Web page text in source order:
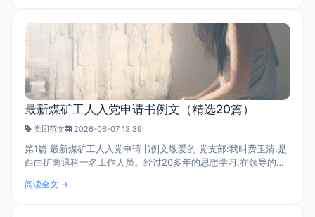
最新煤矿工人入党申请书例文（精选20篇）
党团范文 2026-06-07 13:39
第1篇 最新煤矿工人入党申请书例文敬爱的 党支部:我叫费玉清,是
西曲矿离退科一名工作人员。经过20多年的思想学习,在领导的教
郑重向党支部提出申请加入..
阅读全文 →